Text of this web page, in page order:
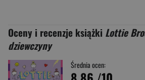
Oceny i recenzje książki Lottie
dziewczyny
Średnia ocen: